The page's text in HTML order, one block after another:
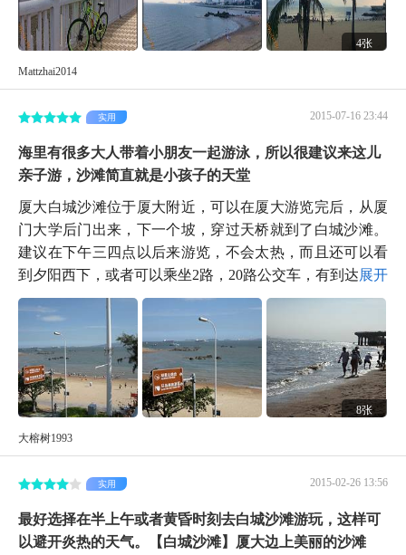
4张
Mattzhai2014
2015-07-16 23:44
实用
海里有很多大人带着小朋友一起游泳，所以很建议来这儿
亲子游，沙滩简直就是小孩子的天堂
厦大白城沙滩位于厦大附近，可以在厦大游览完后，从厦
门大学后门出来，下一个坡，穿过天桥就到了白城沙滩。
建议在下午三四点以后来游览，不会太热，而且还可以看
到夕阳西下，或者可以乘坐2路，20路公交车，有到达...展开
8张
大榕树1993
2015-02-26 13:56
实用
最好选择在半上午或者黄昏时刻去白城沙滩游玩，这样可
以避开炎热的天气。【白城沙滩】厦大边上美丽的沙滩